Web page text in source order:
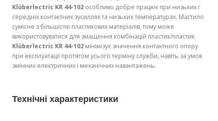
Klüberlectric KR 44-102 особливо добре працює при низьких і
середніх контактних зусиллях та низьких температурах. Мастило
сумісне з більшістю пластикових матеріалів, тому може
використовуватися для змащення комбінацій пластик/пластик.
Klüberlectric KR 44-102 мінімізує значення контактного опору
при експлуатації протягом усього терміну служби, навіть за умов
змінних електричних і механічних навантажень.
Технічні характеристики